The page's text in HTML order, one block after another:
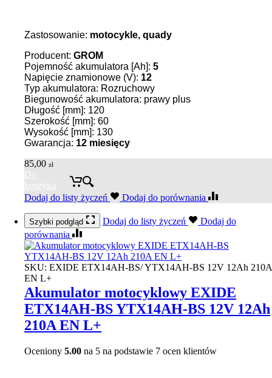
Zastosowanie: motocykle, quady
Producent: GROM
Pojemność akumulatora [Ah]: 5
Napięcie znamionowe (V): 12
Typ akumulatora: Rozruchowy
Biegunowość akumulatora: prawy plus
Długość [mm]: 120
Szerokość [mm]: 60
Wysokość [mm]: 130
Gwarancja: 12 miesięcy
85,00 zł
Do
koszyka
Dodaj do listy życzeń
Dodaj do porównania
Szybki podgląd Dodaj do listy życzeń
Dodaj do
porównania
SKU: EXIDE ETX14AH-BS/ YTX14AH-BS 12V 12Ah 210A
EN L+
Akumulator motocyklowy EXIDE
ETX14AH-BS YTX14AH-BS 12V 12Ah
210A EN L+
Oceniony 5.00 na 5 na podstawie 7 ocen klientów